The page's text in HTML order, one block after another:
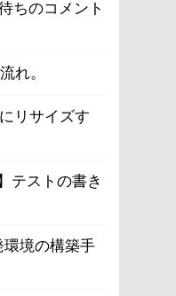
ちのコメント
れ。
リサイズす
テストの書き
環境の構築手